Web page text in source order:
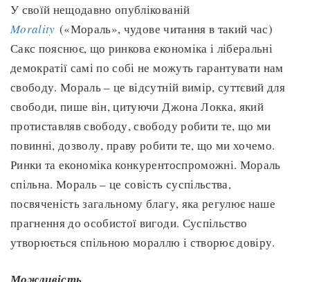
У своїй нещодавно опублікованій
Morality («Мораль», чудове читання в такий час)
Сакс пояснює, що ринкова економіка і ліберальні
демократії самі по собі не можуть гарантувати нам
свободу. Мораль – це відсутній вимір, суттєвий для
свободи, пише він, цитуючи Джона Локка, який
протиставляв свободу, свободу робити те, що ми
повинні, дозволу, праву робити те, що ми хочемо.
Ринки та економіка конкурентоспроможні. Мораль
спільна. Мораль – це совість суспільства,
посвяченість загальному благу, яка регулює наше
прагнення до особистої вигоди. Суспільство
утворюється спільною мораллю і створює довіру.